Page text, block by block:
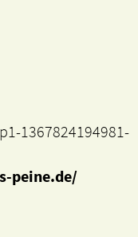
1367824194981-
peine.de/